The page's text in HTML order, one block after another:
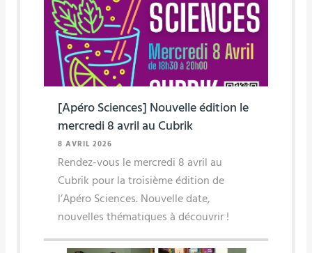
[Apéro Sciences] Nouvelle édition le
mercredi 8 avril au Cubrik
8 AVRIL 2026
Rendez-vous le mercredi 8 avril au
Cubrik pour la troisième édition de
l’Apéro Sciences. Nouvelle date,
nouvelles thématiques à découvrir !